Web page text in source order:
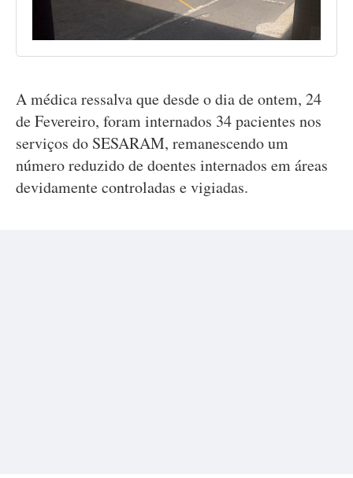
A médica ressalva que desde o dia de ontem, 24
de Fevereiro, foram internados 34 pacientes nos
serviços do SESARAM, remanescendo um
número reduzido de doentes internados em áreas
devidamente controladas e vigiadas.